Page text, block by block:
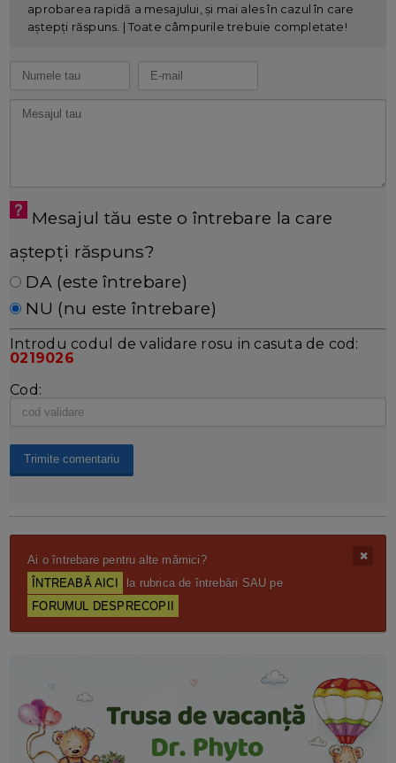
aprobarea rapidă a mesajului, și mai ales în cazul în care
aștepți răspuns. | Toate câmpurile trebuie completate!
Mesajul tău este o întrebare la care
aștepți răspuns?
DA (este întrebare)
NU (nu este întrebare)
Introdu codul de validare rosu in casuta de cod:
0219026
Cod:
Ai o întrebare pentru alte mămici?
ÎNTREABĂ AICI
la rubrica de întrebări SAU pe
FORUMUL DESPRECOPII